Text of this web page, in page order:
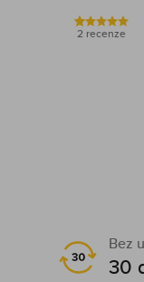
2 recenze
Bez
30